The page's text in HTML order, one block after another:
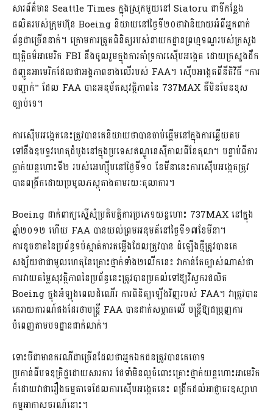
សារព័ត៌មាន Seattle Times ក្នុងស្រុកមួយនៅ Siatoru ជាទីកន្លែង
ផលិតរបស់ក្រុមហ៊ុន Boeing និយាយនៅថ្ងៃទី២០ថាវានិយាយអំពីអ្នកពាក់
ព័ន្ធជាច្រើននាក់។ ក្រោមការត្រួតពិនិត្យរបស់នាយកដ្ឋានព្រហ្មទណ្ឌរបស់ក្រសួង
យុត្តិធម៌អាមេរិក FBI នឹងចូលរួមក្នុងការគាំទ្រការស៊ើបអង្កេត ដោយក្រសួងដឹក
ជញ្ជូនអាមេរិកដែលជាអង្គភាពខាងលើរបស់ FAA។ ស៊ើបអង្កេតពីនីតិវិធី “ការ
បញ្ជាក់” ដែល FAA បានអនុម័តសុវត្ថិភាពនៃ 737MAX គឺមិនមែនខុស
ច្បាប់ទេ។
ការស៊ើបអង្កេតនេះត្រូវបានគេនិយាយថាបានចាប់ផ្តើមនៅក្នុងការឆ្លើយតប
ទៅនឹងឧបទ្ទវហេតុដំបូងនៅក្នុងប្រទេសឥណ្ឌូនេស៊ីកាលពីខែតុលា។ បន្ទាប់ពីការ
ធ្លាក់យន្តហោះទី២ របស់អេហ្ស៊ីបនៅថ្ងៃទី១០ ខែមីនានេះការស៊ើបអង្កេតត្រូវ
បានពង្រីកដោយប្រមូលភស្តុតាងតាមរយៈតុលាការ។
Boeing ដាក់ពាក្យស្នើសុំប្រតិបត្តិការប្រភេទយន្តហោះ 737MAX នៅក្នុង
ឆ្នាំ២០១២ ហើយ FAA បានយល់ព្រមអនុមត័នៅថ្ងៃទី១៧ខែមីនា។
ការខូចខាតនៃប្រព័ន្ធទប់ស្កាត់ការតម្លើងដែលត្រូវបាន ដំឡើងថ្មីត្រូវបានគេ
សង្ស័យថាជាមូលហេតុនៃគ្រោះថ្នាក់ទាំង២លើកនេះ វាកាន់តែច្បាស់ណាស់ថា
ការវាយតម្លៃសុវត្ថិភាពនៃប្រព័ន្ធនេះត្រូវបានប្រគល់ទៅឱ្យវិស្វករផលិត
Boeing ក្នុងអំឡុងពេលដំណើរ ការពិនិត្យឡើងវិញរបស់ FAA។ វាត្រូវបាន
គេរាយការណ៍ផងដែរថាមន្ដ្រី FAA បានដាក់សម្ពាធលើ មន្ត្រីឱ្យជម្រុញការ
បំពេញតាមបទដ្ឋានជាក់លាក់។
ទោះបីជាមានករណីជាច្រើនដែលថាអ្នកឯកជនត្រូវបានគេចោទ
ប្រកាន់ពីបទឧក្រិដ្ឋដោយសារការ ថែទាំមិនល្អចំពោះគ្រោះថ្នាក់យន្តហោះអាមេរិក
ក៏ដោយវាជារឿងធម្មតាទេដែលការស៊ើបអង្កេតនេះ ពង្រីកដល់អាជ្ញាធរឧស្សាហ
កម្មអាកាសចរណ៍នោះ។